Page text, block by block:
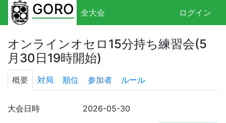
GORO 全大会 ログイン
オンラインオセロ15分持ち練習会(5
月30日19時開始)
概要 対局 順位 参加者 ルール
大会日時
2026-05-30